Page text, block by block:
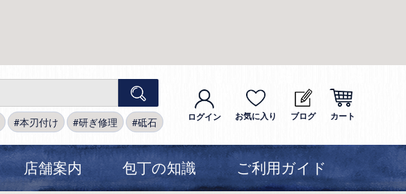
本刃付け 研ぎ修理 砥石 ログイン お気に入り ブログ カート
店舗案内 包丁の知識 ご利用ガイド